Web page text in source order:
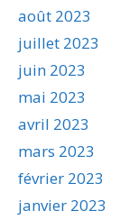
août 2023
juillet 2023
juin 2023
mai 2023
avril 2023
mars 2023
février 2023
janvier 2023